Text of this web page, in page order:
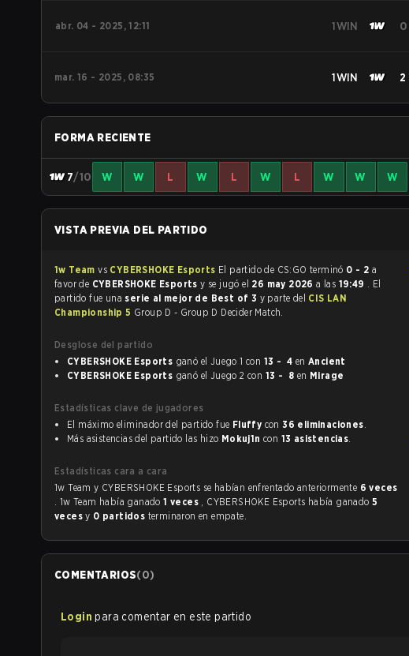
abr. 04 - 2025, 12:11 1WIN 0
mar. 16 - 2025, 08:35 1WIN 2
FORMA RECIENTE
7/10 W W L W L W L W W W
VISTA PREVIA DEL PARTIDO
1w Teamvs CYBERSHOKE Esports El partido de CS:GO terminó 0 - 2
favor de CYBERSHOKE Esportsy se jugó el 26 may 2026a las 19:49 . El
partido fue una serie al mejor de Best of 3 y parte del CIS LAN
Championship 5 Group D - Group D Decider Match.
Desglose del partido
CYBERSHOKE Esports
ganó el Juego 1 con 13 - 4 en Ancient
CYBERSHOKE Esports
ganó el Juego 2 con 13 - 8 en Mirage
Estadísticas clave de jugadores
El máximo eliminador del partido fue Fluffy con36 eliminaciones.
Más asistencias del partido las hizo Mokuj1n con 13 asistencias.
Estadísticas cara a cara
1w Team y CYBERSHOKE Esports se habían enfrentado anteriormente 6 veces
. 1w Team había ganado1 veces , CYBERSHOKE Esports había ganado 5
vecesy 0 partidos terminaron en empate.
COMENTARIOS(0)
Login para comentar en este partido